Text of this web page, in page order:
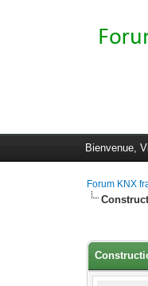
Bienvenue,
Forum KNX